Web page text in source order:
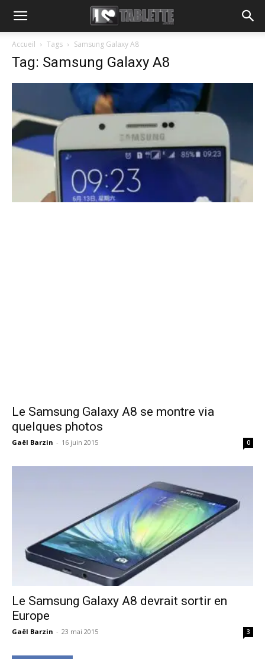
Accueil Tags Samsung Galaxy A8
Tag: Samsung Galaxy A8
Le Samsung Galaxy A8 se montre via
quelques photos
Gaël Barzin - 16 juin 2015 0
Le Samsung Galaxy A8 devrait sortir en
Europe
Gaël Barzin - 23 mai 2015 3